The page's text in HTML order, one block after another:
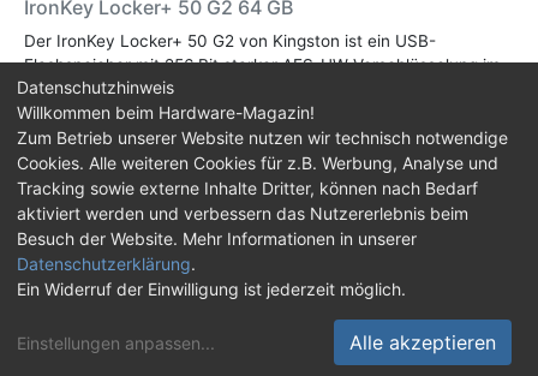
IronKey Locker+ 50 G2 64 GB
Der IronKey Locker+ 50 G2 von Kingston ist ein USB-
Flashspeicher mit 256 Bit starker AES-HW-Verschlüsselung im
XTS-Modus. Wir haben das 64-GB-Modell im Praxistest
genauer begutachtet.
Impressum| Kontakt |Jobs |Datenschutz |
Consent‑Einstellungen |Haftungsausschluss
Feed Facebook
Twitch
Discord
© Copyright 2001 - 2026 Hardware-Magazin
Datenschutzhinweis
Willkommen beim Hardware-Magazin!
Zum Betrieb unserer Website nutzen wir technisch notwendige
Cookies. Alle weiteren Cookies für z.B. Werbung, Analyse und
Tracking sowie externe Inhalte Dritter, können nach Bedarf
aktiviert werden und verbessern das Nutzererlebnis beim
Besuch der Website. Mehr Informationen in unserer
Datenschutzerklärung.
Ein Widerruf der Einwilligung ist jederzeit möglich.
Einstellungen anpassen... Alle akzeptieren